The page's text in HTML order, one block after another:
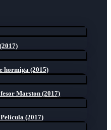
hormiga (2015)
Marston (2017)
(2017)